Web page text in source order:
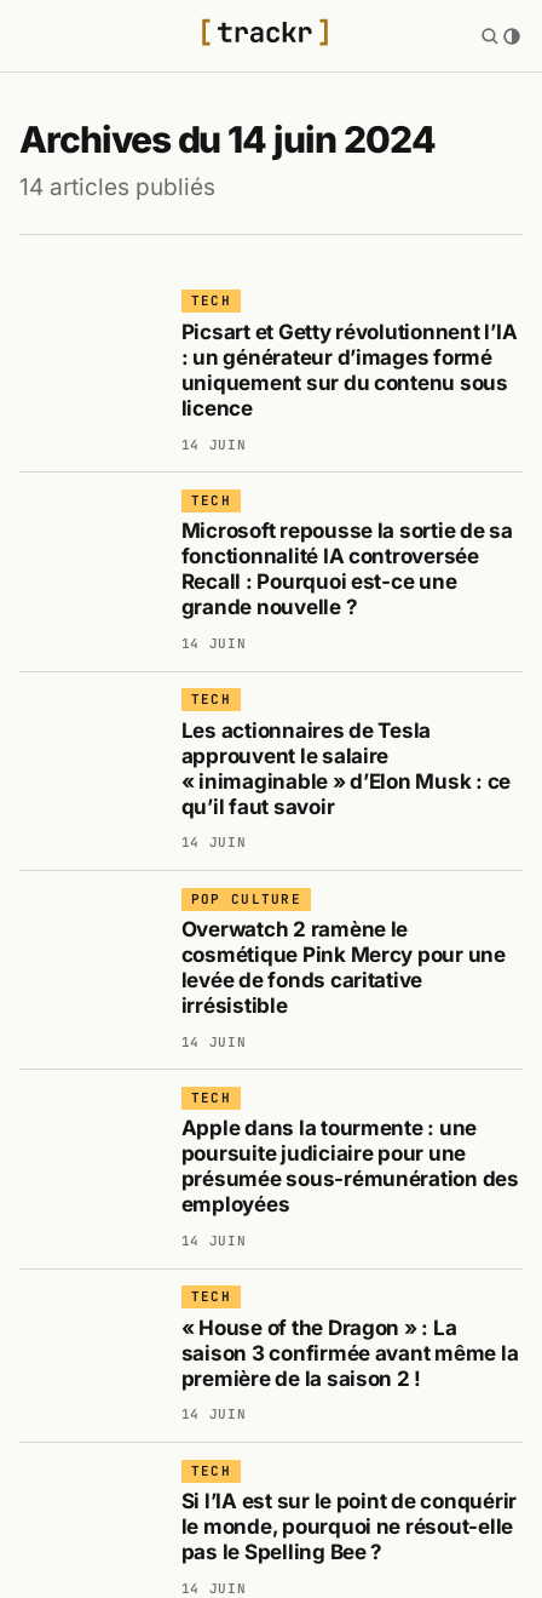
Archives du 14 juin 2024
14 articles publiés
TECH
Picsart et Getty révolutionnent l’IA
: un générateur d’images formé
uniquement sur du contenu sous
licence
14 JUIN
TECH
Microsoft repousse la sortie de sa
fonctionnalité IA controversée
Recall : Pourquoi est-ce une
grande nouvelle ?
14 JUIN
TECH
Les actionnaires de Tesla
approuvent le salaire
« inimaginable » d’Elon Musk : ce
qu’il faut savoir
14 JUIN
POP CULTURE
Overwatch 2 ramène le
cosmétique Pink Mercy pour une
levée de fonds caritative
irrésistible
14 JUIN
TECH
Apple dans la tourmente : une
poursuite judiciaire pour une
présumée sous-rémunération des
employées
14 JUIN
TECH
« House of the Dragon » : La
saison 3 confirmée avant même la
première de la saison 2 !
14 JUIN
TECH
Si l’IA est sur le point de conquérir
le monde, pourquoi ne résout-elle
pas le Spelling Bee ?
14 JUIN